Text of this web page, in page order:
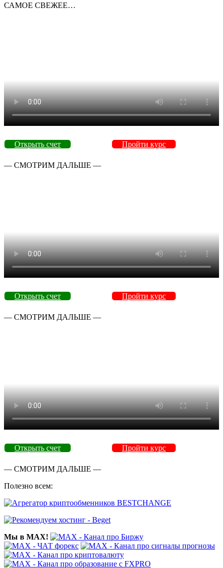
САМОЕ СВЕЖЕЕ…
Открыть счет Пройти курс
— СМОТРИМ ДАЛЬШЕ —
Открыть счет Пройти курс
— СМОТРИМ ДАЛЬШЕ —
Открыть счет Пройти курс
— СМОТРИМ ДАЛЬШЕ —
Полезно всем:
Мы в MAX!